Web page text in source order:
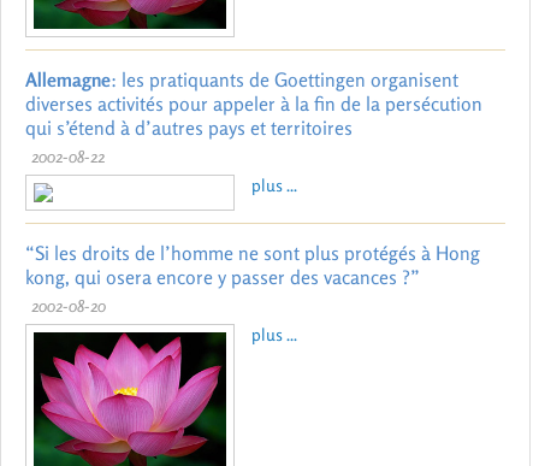
Allemagne: les pratiquants de Goettingen organisent
diverses activités pour appeler à la fin de la persécution
qui s’étend à d’autres pays et territoires
2002-08-22
plus ...
“Si les droits de l’homme ne sont plus protégés à Hong
kong, qui osera encore y passer des vacances ?”
2002-08-20
plus ...